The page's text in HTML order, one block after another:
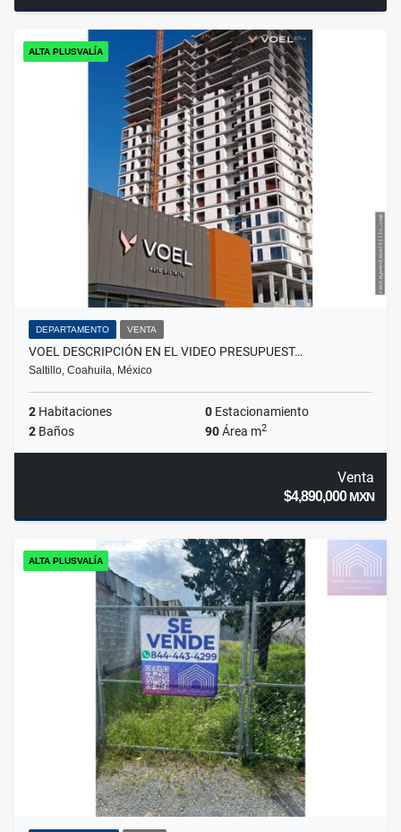
ALTA PLUSVALÍA
DEPARTAMENTO VENTA
VOEL DESCRIPCIÓN EN EL VIDEO PRESUPUEST…
Saltillo, Coahuila, México
2 Habitaciones 0 Estacionamiento
2 Baños 90Área m2
Venta
$4,890,000MXN
ALTA PLUSVALÍA